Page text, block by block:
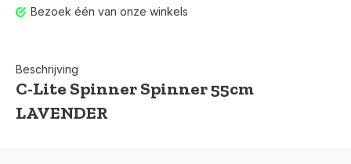
Voor 17:00 besteld, is vandaag verzonden (ma-vr)
Bezoek één van onze winkels
Beschrijving
C-Lite Spinner Spinner 55cm
LAVENDER